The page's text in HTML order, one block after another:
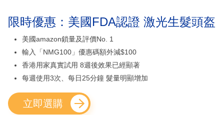
限時優惠：美國FDA認證 激光生髮頭盔
美國amazon鎖量及評價No. 1
輸入「NMG100」優惠碼額外減$100
香港用家真實試用 8週後效果已經顯著
每週使用3次、每日25分鐘 髮量明顯增加
立即選購